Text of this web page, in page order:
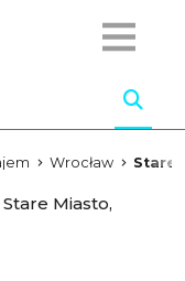
Wrocław Stare
Stare Miasto,